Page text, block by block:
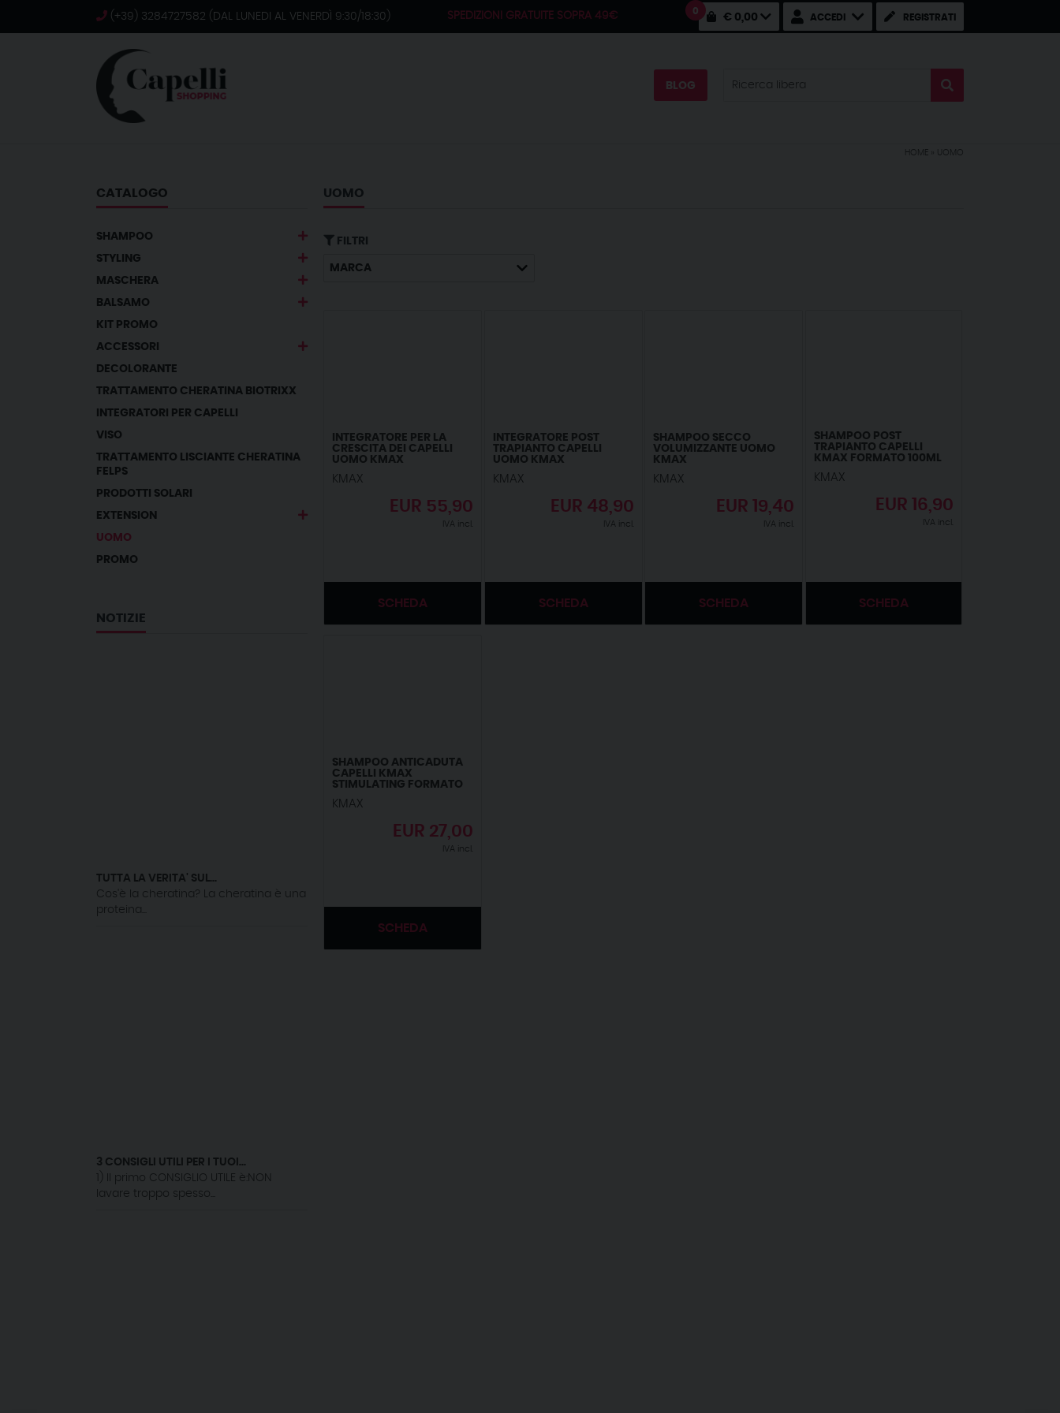
(+39) 3284727582 (DAL LUNEDI AL VENERDÌ 9:30/18:30) SPEDIZIONI GRATUITE SOPRA 49€ REGISTRATI
ACCEDI
0
€ 0,00
BLOG
HOME UOMO
CATALOGO
SHAMPOO
STYLING
MASCHERA
BALSAMO
KIT PROMO
ACCESSORI
DECOLORANTE
TRATTAMENTO CHERATINA BIOTRIXX
INTEGRATORI PER CAPELLI
VISO
TRATTAMENTO LISCIANTE CHERATINA
FELPS
PRODOTTI SOLARI
EXTENSION
UOMO
PROMO
NOTIZIE
TUTTA LA VERITA' SUL...
Cos'è la cheratina? La cheratina è una
proteina...
3 CONSIGLI UTILI PER I TUOI...
1) Il primo CONSIGLIO UTILE è:NON
lavare troppo spesso...
UOMO
FILTRI
MARCA
INTEGRATORE PER LA
CRESCITA DEI CAPELLI
UOMO KMAX
KMAX
EUR 55,90
IVA incl.
SCHEDA
INTEGRATORE POST
TRAPIANTO CAPELLI
UOMO KMAX
KMAX
EUR 48,90
IVA incl.
SCHEDA
SHAMPOO SECCO
VOLUMIZZANTE UOMO
KMAX
KMAX
EUR19,40
IVA incl.
SCHEDA
SHAMPOO POST
TRAPIANTO CAPELLI
KMAX FORMATO 100ML
KMAX
EUR 16,90
IVA incl.
SCHEDA
SHAMPOO ANTICADUTA
CAPELLI KMAX
STIMULATING FORMATO
KMAX
EUR 27,00
IVA incl.
SCHEDA